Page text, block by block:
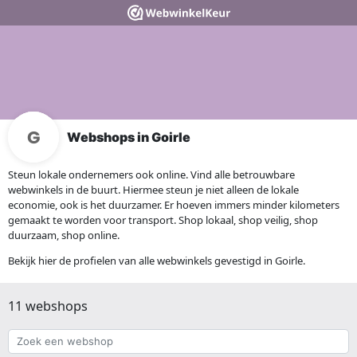
Webshops in Goirle
Steun lokale ondernemers ook online. Vind alle betrouwbare
webwinkels in de buurt. Hiermee steun je niet alleen de lokale
economie, ook is het duurzamer. Er hoeven immers minder kilometers
gemaakt te worden voor transport. Shop lokaal, shop veilig, shop
duurzaam, shop online.
Bekijk hier de profielen van alle webwinkels gevestigd in Goirle.
11 webshops
Zoek
een